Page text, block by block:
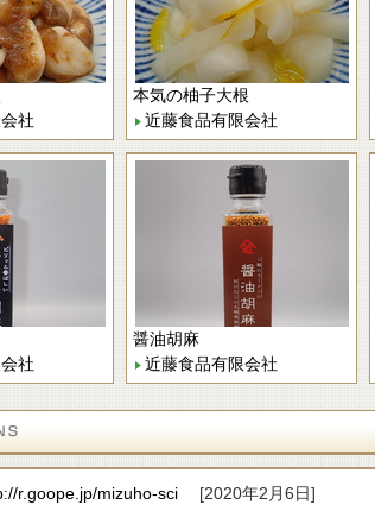
社
本気の柚子大根
近藤食品有限会社
社
醤油胡麻
近藤食品有限会社
r.goope.jp/mizuho-sci [2020年2月6日]